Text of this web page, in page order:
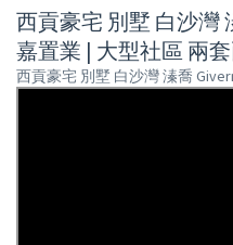
西貢豪宅 別墅 白沙灣
嘉置業 | 大型社區 兩
西貢豪宅 別墅 白沙灣 溱喬